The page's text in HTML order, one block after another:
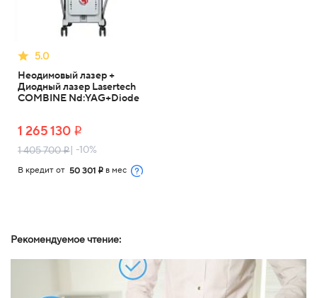
5.0
Неодимовый лазер +
Диодный лазер Lasertech
COMBINE Nd:YAG+Diode
1 265 130 i
1 405 700i | -10%
В кредит от 50 301 i в мес
Рекомендуемое чтение: